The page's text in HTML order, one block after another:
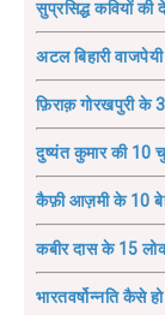
सुप्रसिद्ध कवियों की
अटल बिहारी
फ़िराक़ गोरखपुरी के
दुष्यंत कुमार की 10
कैफ़ी आज़मी के 10
कबीर दास के 15
भारतवर्षोन्नति कैसे